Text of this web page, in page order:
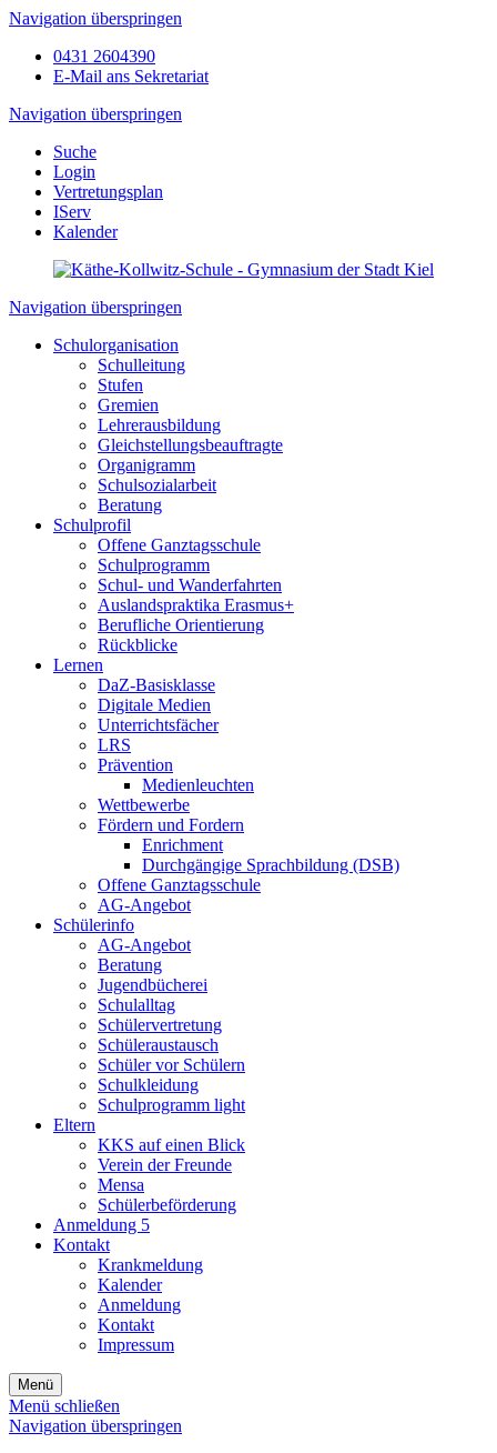
Navigation überspringen
0431 2604390
E-Mail ans Sekretariat
Navigation überspringen
Suche
Login
Vertretungsplan
IServ
Kalender
Navigation überspringen
Schulorganisation
Schulleitung
Stufen
Gremien
Lehrerausbildung
Gleichstellungsbeauftragte
Organigramm
Schulsozialarbeit
Beratung
Schulprofil
Offene Ganztagsschule
Schulprogramm
Schul- und Wanderfahrten
Auslandspraktika Erasmus+
Berufliche Orientierung
Rückblicke
Lernen
DaZ-Basisklasse
Digitale Medien
Unterrichtsfächer
LRS
Prävention
Medienleuchten
Wettbewerbe
Fördern und Fordern
Enrichment
Durchgängige Sprachbildung (DSB)
Offene Ganztagsschule
AG-Angebot
Schülerinfo
AG-Angebot
Beratung
Jugendbücherei
Schulalltag
Schülervertretung
Schüleraustausch
Schüler vor Schülern
Schulkleidung
Schulprogramm light
Eltern
KKS auf einen Blick
Verein der Freunde
Mensa
Schülerbeförderung
Anmeldung 5
Kontakt
Krankmeldung
Kalender
Anmeldung
Kontakt
Impressum
Menü
Menü schließen
Navigation überspringen